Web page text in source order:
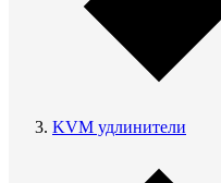
KVM удлинители